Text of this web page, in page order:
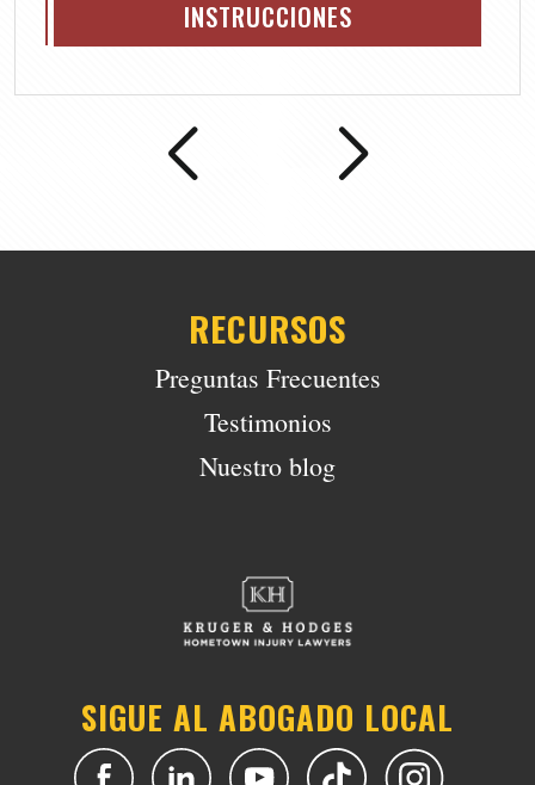
INSTRUCCIONES
RECURSOS
Preguntas Frecuentes
Testimonios
Nuestro blog
SIGUE AL ABOGADO LOCAL